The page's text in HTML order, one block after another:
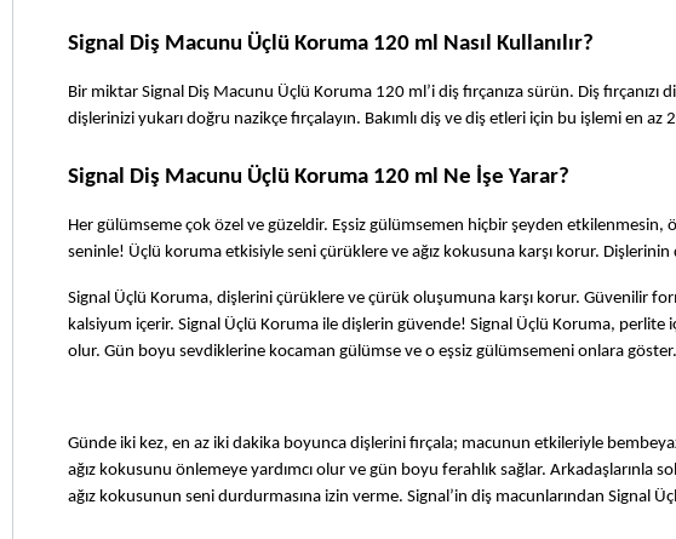
Signal Diş Macunu Üçlü Koruma 120 ml Nasıl Kullanılır?
Bir miktar Signal Diş Macunu Üçlü Koruma 120 ml’i diş fırçanıza sürün. Diş
dişlerinizi yukarı doğru nazikçe fırçalayın. Bakımlı diş ve diş etleri için bu işlemi en
Signal Diş Macunu Üçlü Koruma 120 ml Ne İşe Yarar?
Her gülümseme çok özel ve güzeldir. Eşsiz gülümsemen hiçbir şeyden
seninle! Üçlü koruma etkisiyle seni çürüklere ve ağız kokusuna karşı korur. Dişlerinin
Signal Üçlü Koruma, dişlerini çürüklere ve çürük oluşumuna karşı korur. Güvenilir
kalsiyum içerir. Signal Üçlü Koruma ile dişlerin güvende! Signal Üçlü Koruma, perlite
olur. Gün boyu sevdiklerine kocaman gülümse ve o eşsiz gülümsemeni onlara göster.
Günde iki kez, en az iki dakika boyunca dişlerini fırçala; macunun etkileriyle
ağız kokusunu önlemeye yardımcı olur ve gün boyu ferahlık sağlar.
ağız kokusunun seni durdurmasına izin verme. Signal’in diş macunlarından Signal